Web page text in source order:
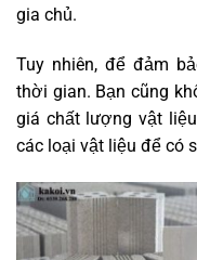
gia chủ.
Tuy nhiên, để đảm
thời gian. Bạn cũng
giá chất lượng vật
các loại vật liệu để có